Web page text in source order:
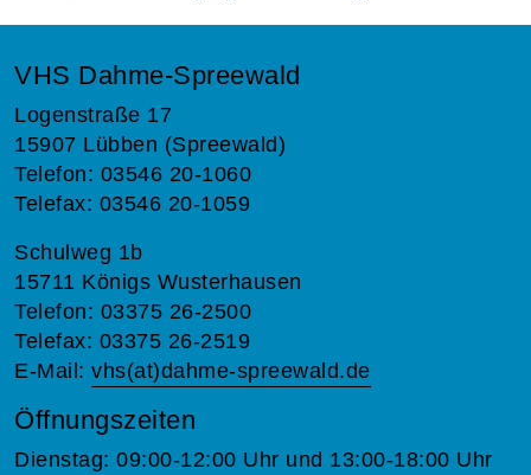
VHS Dahme-Spreewald
Logenstraße 17
15907 Lübben (Spreewald)
Telefon: 03546 20-1060
Telefax: 03546 20-1059
Schulweg 1b
15711 Königs Wusterhausen
Telefon: 03375 26-2500
Telefax: 03375 26-2519
E-Mail: vhs(at)dahme-spreewald.de
Öffnungszeiten
Dienstag: 09:00-12:00 Uhr und 13:00-18:00 Uhr